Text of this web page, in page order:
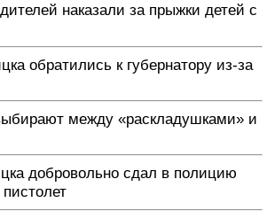
наказали за прыжки детей с
обратились к губернатору из-за
между «раскладушками» и
добровольно сдал в полицию